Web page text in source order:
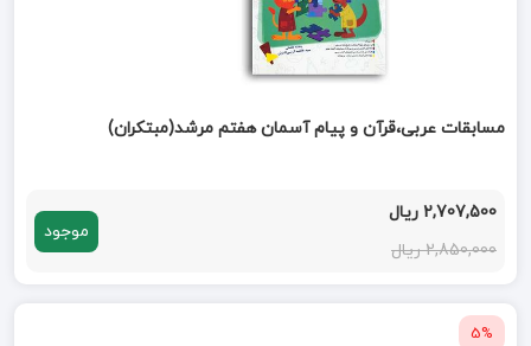
مسابقات عربی،قرآن و پیام آسمان هفتم مرشد(مبتکران)
2,707,500 ریال
2,850,000 ریال
موجود
5%